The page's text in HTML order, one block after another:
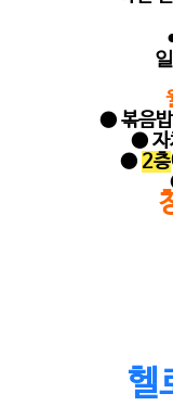
● 볶음
● 자
● 2층
헬